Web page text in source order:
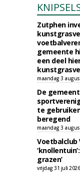
Zutphen
gemeente
een deel
maandag 3
De
te
beregend
maandag 3
Voetbalclub
grazen’
vrijdag 31 juli 2026